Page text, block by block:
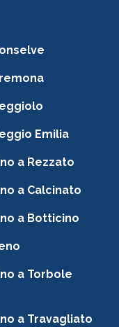
Emilia
a Rezzato
a Calcinato
a Botticino
a Torbole
a Travagliato